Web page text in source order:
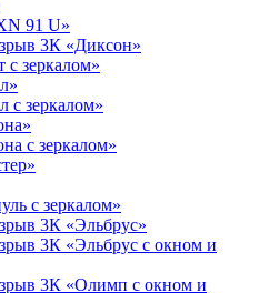
91 U»
3К «Диксон»
с зеркалом»
с зеркалом»
с зеркалом»
с зеркалом»
3К «Эльбрус»
3К «Эльбрус с окном и
3К «Олимп с окном и